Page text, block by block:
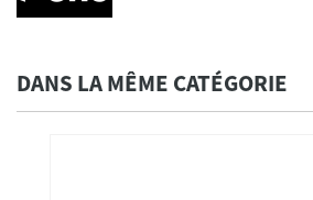
DANS LA MÊME CATÉGORIE